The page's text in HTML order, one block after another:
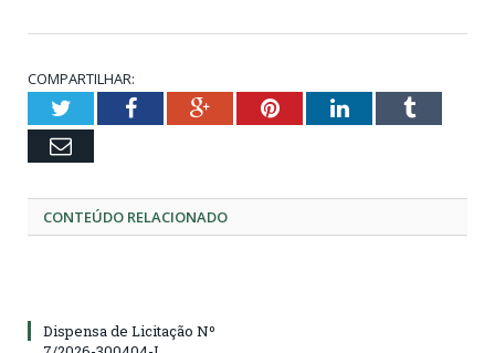
COMPARTILHAR:
TwitterFacebookGoogle+PinterestLinkedInTumblr
Email
CONTEÚDO RELACIONADO
Dispensa de Licitação Nº